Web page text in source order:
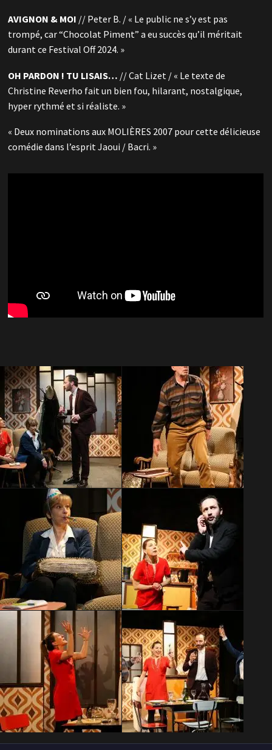
AVIGNON & MOI // Peter B. / « Le public ne s’y est pas
trompé, car “Chocolat Piment” a eu succès qu’il méritait
durant ce Festival Off 2024. »
OH PARDON ! TU LISAIS… // Cat Lizet / « Le texte de
Christine Reverho fait un bien fou, hilarant, nostalgique,
hyper rythmé et si réaliste. »
« Deux nominations aux MOLIÈRES 2007 pour cette délicieuse
comédie dans l’esprit Jaoui / Bacri. »